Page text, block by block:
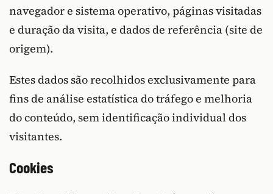
navegador e sistema operativo, páginas visitadas
e duração da visita, e dados de referência (site de
origem).
Estes dados são recolhidos exclusivamente para
fins de análise estatística do tráfego e melhoria
do conteúdo, sem identificação individual dos
visitantes.
Cookies